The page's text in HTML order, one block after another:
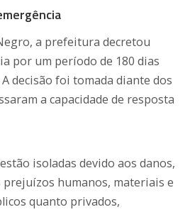
a prefeitura decretou
por um período de 180 dias
decisão foi tomada diante dos
a capacidade de resposta
isoladas devido aos danos,
prejuízos humanos, materiais e
quanto privados,